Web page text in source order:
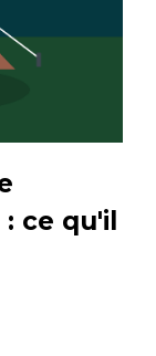
ce qu'il